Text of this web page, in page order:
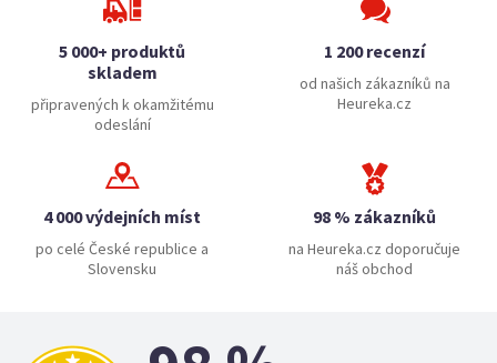
5 000+ produktů
skladem
připravených k okamžitému
odeslání
1 200 recenzí
od našich zákazníků na
Heureka.cz
4 000 výdejních míst
po celé České republice a
Slovensku
98 % zákazníků
na Heureka.cz doporučuje
náš obchod